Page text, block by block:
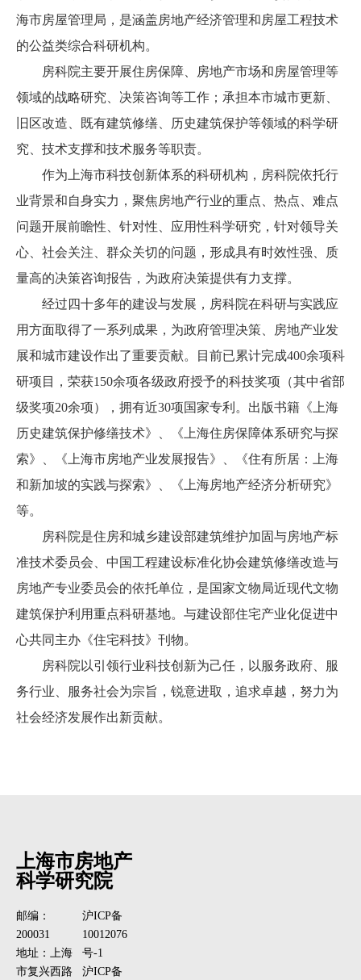
海市房屋管理局，是涵盖房地产经济管理和房屋工程技术
的公益类综合科研机构。
房科院主要开展住房保障、房地产市场和房屋管理等
领域的战略研究、决策咨询等工作；承担本市城市更新、
旧区改造、既有建筑修缮、历史建筑保护等领域的科学研
究、技术支撑和技术服务等职责。
作为上海市科技创新体系的科研机构，房科院依托行
业背景和自身实力，聚焦房地产行业的重点、热点、难点
问题开展前瞻性、针对性、应用性科学研究，针对领导关
心、社会关注、群众关切的问题，形成具有时效性强、质
量高的决策咨询报告，为政府决策提供有力支撑。
经过四十多年的建设与发展，房科院在科研与实践应
用方面取得了一系列成果，为政府管理决策、房地产业发
展和城市建设作出了重要贡献。目前已累计完成400余项科
研项目，荣获150余项各级政府授予的科技奖项（其中省部
级奖项20余项），拥有近30项国家专利。出版书籍《上海
历史建筑保护修缮技术》、《上海住房保障体系研究与探
索》、《上海市房地产业发展报告》、《住有所居：上海
和新加坡的实践与探索》、《上海房地产经济分析研究》
等。
房科院是住房和城乡建设部建筑维护加固与房地产标
准技术委员会、中国工程建设标准化协会建筑修缮改造与
房地产专业委员会的依托单位，是国家文物局近现代文物
建筑保护利用重点科研基地。与建设部住宅产业化促进中
心共同主办《住宅科技》刊物。
房科院以引领行业科技创新为己任，以服务政府、服
务行业、服务社会为宗旨，锐意进取，追求卓越，努力为
社会经济发展作出新贡献。
上海市房地产
科学研究院
邮编：
200031
地址：上海
市复兴西路
沪ICP备
10012076
号-1
沪ICP备